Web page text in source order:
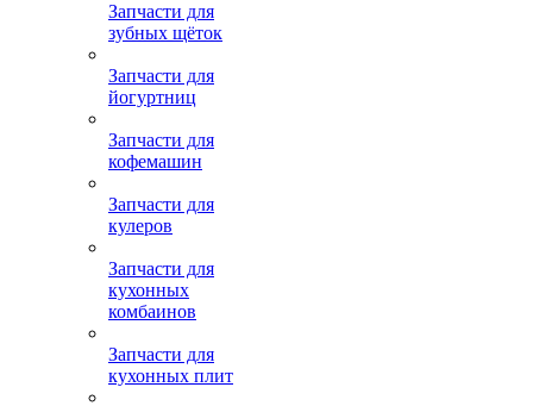
Запчасти для
зубных щёток
Запчасти для
йогуртниц
Запчасти для
кофемашин
Запчасти для
кулеров
Запчасти для
кухонных
комбаинов
Запчасти для
кухонных плит